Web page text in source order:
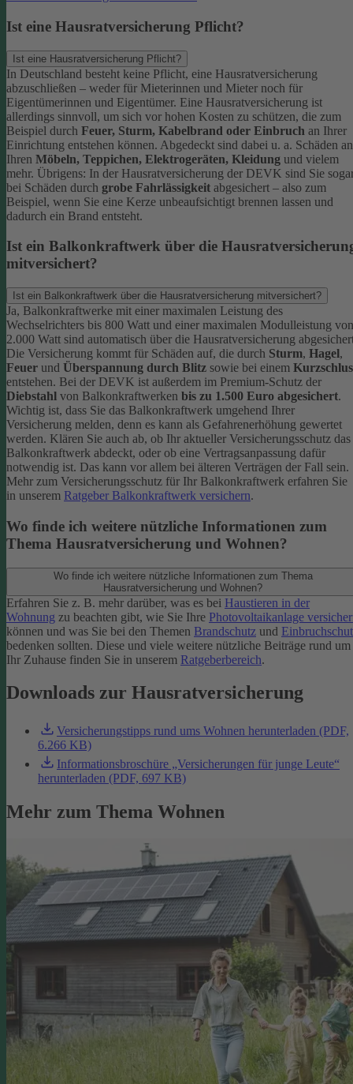
Ist eine Hausratversicherung Pflicht?
Ist eine Hausratversicherung Pflicht?
In Deutschland besteht keine Pflicht, eine Hausratversicherung
abzuschließen – weder für Mieterinnen und Mieter noch für
Eigentümerinnen und Eigentümer. Eine Hausratversicherung ist
allerdings sinnvoll, um sich vor hohen Kosten zu schützen, die zum
Beispiel durch Feuer, Sturm, Kabelbrand oder Einbruch an Ihrer
Einrichtung entstehen können. Abgedeckt sind dabei u. a. Schäden an
Ihren Möbeln, Teppichen, Elektrogeräten, Kleidung und vielem
mehr. Übrigens: In der Hausratversicherung der DEVK sind Sie
bei Schäden durch grobe Fahrlässigkeit abgesichert – also zum
Beispiel, wenn Sie eine Kerze unbeaufsichtigt brennen lassen und
dadurch ein Brand entsteht.
Ist ein Balkonkraftwerk über die
mitversichert?
Ist ein Balkonkraftwerk über die Hausratversicherung mitversichert?
Ja, Balkonkraftwerke mit einer maximalen Leistung des
Wechselrichters bis 800 Watt und einer maximalen Modulleistung von
2.000 Watt sind automatisch über die Hausratversicherung
Die Versicherung kommt für Schäden auf, die durch Sturm, Hagel,
Feuer und Überspannung durch Blitz sowie bei einem
entstehen. Bei der DEVK ist außerdem im Premium-Schutz der
Diebstahl von Balkonkraftwerken bis zu 1.500 Euro abgesichert.
Wichtig ist, dass Sie das Balkonkraftwerk umgehend Ihrer
Versicherung melden, denn es kann als Gefahrenerhöhung gewertet
werden. Klären Sie auch ab, ob Ihr aktueller Versicherungsschutz das
Balkonkraftwerk abdeckt, oder ob eine Vertragsanpassung dafür
notwendig ist. Das kann vor allem bei älteren Verträgen der Fall sein.
Mehr zum Versicherungsschutz für Ihr Balkonkraftwerk erfahren Sie
in unserem Ratgeber Balkonkraftwerk versichern.
Wo finde ich weitere nützliche Informationen zum
Thema Hausratversicherung und Wohnen?
Wo finde ich weitere nützliche Informationen zum Thema
Hausratversicherung und Wohnen?
Erfahren Sie z. B. mehr darüber, was es bei Haustieren in der
Wohnung zu beachten gibt, wie Sie Ihre Photovoltaikanlage
können und was Sie bei den Themen Brandschutz und
bedenken sollten. Diese und viele weitere nützliche Beiträge rund um
Ihr Zuhause finden Sie in unserem Ratgeberbereich.
Downloads zur Hausratversicherung
Versicherungstipps rund ums Wohnen herunterladen (PDF,
6.266 KB)
Informationsbroschüre „Versicherungen für junge Leute“
herunterladen (PDF, 697 KB)
Mehr zum Thema Wohnen